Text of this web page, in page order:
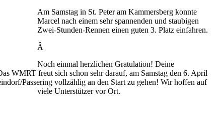
Am Samstag in St. Peter am Kammersberg konnte
Marcel nach einem sehr spannenden und staubigen
Zwei-Stunden-Rennen einen guten 3. Platz einfahren.
Â
Noch einmal herzlichen Gratulation! Deine
WMRT freut sich schon sehr darauf, am Samstag den 6. April
Passering vollzählig an den Start zu gehen! Wir hoffen auf
viele Unterstützer vor Ort.